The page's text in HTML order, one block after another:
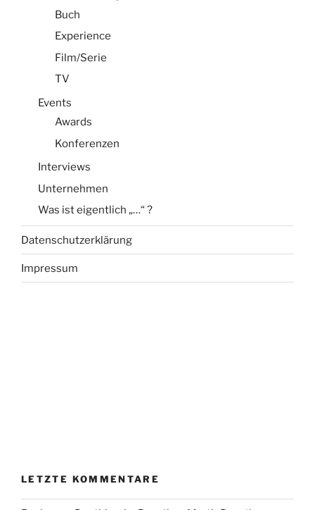
Buch
Experience
Film/Serie
TV
Events
Awards
Konferenzen
Interviews
Unternehmen
Was ist eigentlich „…“ ?
Datenschutzerklärung
Impressum
LETZTE KOMMENTARE